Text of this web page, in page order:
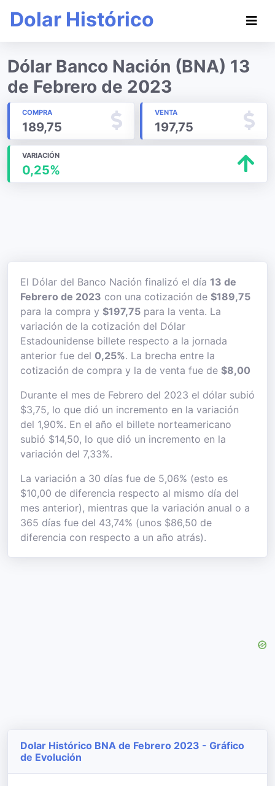
Dolar Histórico
Dólar Banco Nación (BNA) 13
de Febrero de 2023
COMPRA
189,75
VENTA
197,75
VARIACIÓN
0,25%
El Dólar del Banco Nación finalizó el día 13 de
Febrero de 2023 con una cotización de $189,75
para la compra y $197,75 para la venta. La
variación de la cotización del Dólar
Estadounidense billete respecto a la jornada
anterior fue del 0,25%. La brecha entre la
cotización de compra y la de venta fue de $8,00
Durante el mes de Febrero del 2023 el dólar subió
$3,75, lo que dió un incremento en la variación
del 1,90%. En el año el billete norteamericano
subió $14,50, lo que dió un incremento en la
variación del 7,33%.
La variación a 30 días fue de 5,06% (esto es
$10,00 de diferencia respecto al mismo día del
mes anterior), mientras que la variación anual o a
365 días fue del 43,74% (unos $86,50 de
diferencia con respecto a un año atrás).
Dolar Histórico BNA de Febrero 2023 - Gráfico
de Evolución